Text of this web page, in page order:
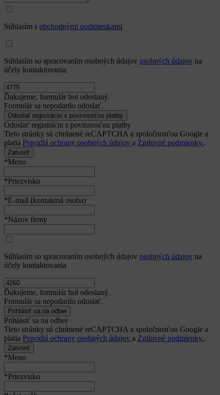
Súhlasím s obchodnými podmienkami
Súhlasím so spracovaním osobných údajov osobných údajov na
účely kontaktovania
Ďakujeme, formulár bol odoslaný.
Formulár sa nepodarilo odoslať.
Odoslať registráciu s povinnosťou platby
Tieto stránky sú chránené reCAPTCHA a spoločnosťou Google a
platia Pravidlá ochrany osobných údajov a Zmluvné podmienky..
Zatvoriť
*Meno
*Priezvisko
*E-mail (kontaktná osoba)
*Názov firmy
Súhlasím so spracovaním osobných údajov osobných údajov na
účely kontaktovania
Ďakujeme, formulár bol odoslaný.
Formulár sa nepodarilo odoslať.
Prihlásiť sa na odber
Tieto stránky sú chránené reCAPTCHA a spoločnosťou Google a
platia Pravidlá ochrany osobných údajov a Zmluvné podmienky..
Zatvoriť
*Meno
*Priezvisko